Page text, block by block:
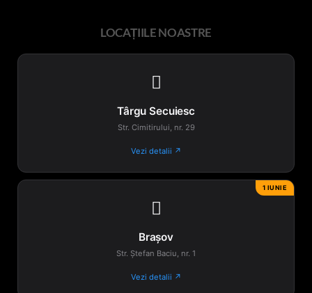
LOCAȚIILE NOASTRE

Târgu Secuiesc
Str. Cimitirului, nr. 29
Vezi detalii ↗
1 IUNIE

Brașov
Str. Ștefan Baciu, nr. 1
Vezi detalii ↗